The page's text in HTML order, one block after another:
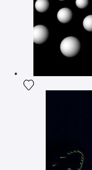
Ajouter la